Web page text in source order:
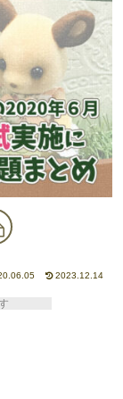
2023.12.14
ます